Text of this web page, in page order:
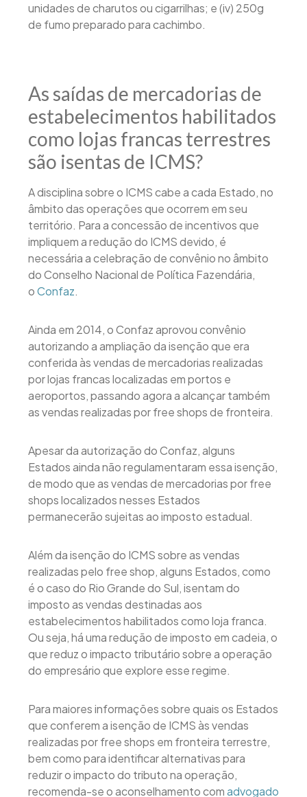
unidades de charutos ou cigarrilhas; e (iv) 250g
de fumo preparado para cachimbo.
As saídas de mercadorias de
estabelecimentos habilitados
como lojas francas terrestres
são isentas de ICMS?
A disciplina sobre o ICMS cabe a cada Estado, no
âmbito das operações que ocorrem em seu
território. Para a concessão de incentivos que
impliquem a redução do ICMS devido, é
necessária a celebração de convênio no âmbito
do Conselho Nacional de Política Fazendária,
oConfaz.
Ainda em 2014, o Confaz aprovou convênio
autorizando a ampliação da isenção que era
conferida às vendas de mercadorias realizadas
por lojas francas localizadas em portos e
aeroportos, passando agora a alcançar também
as vendas realizadas por free shops de fronteira.
Apesar da autorização do Confaz, alguns
Estados ainda não regulamentaram essa isenção,
de modo que as vendas de mercadorias por free
shops localizados nesses Estados
permanecerão sujeitas ao imposto estadual.
Além da isenção do ICMS sobre as vendas
realizadas pelo free shop, alguns Estados, como
é o caso do Rio Grande do Sul, isentam do
imposto as vendas destinadas aos
estabelecimentos habilitados como loja franca.
Ou seja, há uma redução de imposto em cadeia, o
que reduz o impacto tributário sobre a operação
do empresário que explore esse regime.
Para maiores informações sobre quais os Estados
que conferem a isenção de ICMS às vendas
realizadas por free shops em fronteira terrestre,
bem como para identificar alternativas para
reduzir o impacto do tributo na operação,
recomenda-se o aconselhamento comadvogado